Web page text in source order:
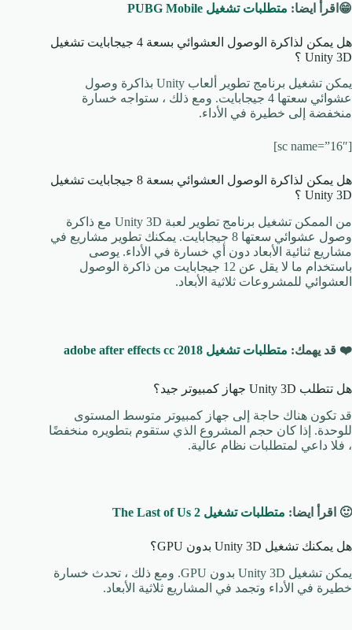
😁اقرأ ايضا: متطلبات تشغيل PUBG Mobile
هل يمكن لذاكرة الوصول العشوائي بسعة 4 جيجابايت تشغيل
Unity 3D ؟
يمكن تشغيل برنامج تطوير ألعاب Unity بذاكرة وصول
عشوائي سعتها 4 جيجابايت. ومع ذلك ، ستواجه خسارة
منخفضة إلى خطيرة في الأداء.
[sc name=”16″]
هل يمكن لذاكرة الوصول العشوائي بسعة 8 جيجابايت تشغيل
Unity 3D ؟
من الممكن تشغيل برنامج تطوير لعبة Unity 3D مع ذاكرة
وصول عشوائي سعتها 8 جيجابايت. يمكنك تطوير مشاريع في
مشاريع ثنائية الأبعاد دون أي خسارة في الأداء. يوصى
باستخدام ما لا يقل عن 12 جيجابايت من ذاكرة الوصول
العشوائي للمشروعات ثلاثية الأبعاد.
❤️ قد يهمك: متطلبات تشغيل adobe after effects cc 2018
هل تتطلب Unity 3D جهاز كمبيوتر جيد؟
قد تكون هناك حاجة إلى جهاز كمبيوتر متوسط ​​المستوى
للوحدة. إذا كان حجم المشروع الذي ستقوم بتطويره منخفضًا
، فلا داعي لمتطلبات نظام عالية.
🙂 اقرأ ايضا: متطلبات تشغيل The Last of Us 2
هل يمكنك تشغيل Unity 3D بدون GPU؟
يمكن تشغيل Unity 3D بدون GPU. ومع ذلك ، تحدث خسارة
خطيرة في الأداء وتجمد في المشاريع ثلاثية الأبعاد.